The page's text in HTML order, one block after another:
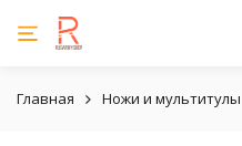
Главная Ножи и мультитулы